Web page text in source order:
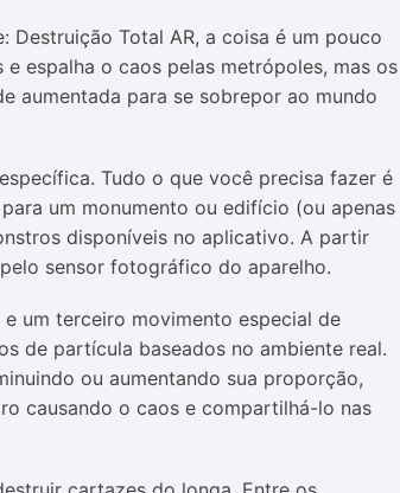
Destruição Total AR, a coisa é um pouco
espalha o caos pelas metrópoles, mas os
aumentada para se sobrepor ao mundo
Tudo o que você precisa fazer é
um monumento ou edifício (ou apenas
disponíveis no aplicativo. A partir
sensor fotográfico do aparelho.
um terceiro movimento especial de
de partícula baseados no ambiente real.
ou aumentando sua proporção,
causando o caos e compartilhá-lo nas